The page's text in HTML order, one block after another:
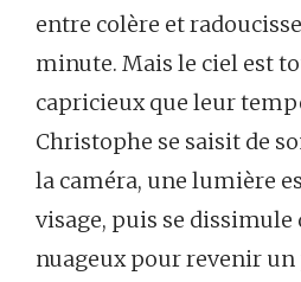
entre colère et
minute. Mais le ciel est
capricieux que leur
Christophe se saisit de
la caméra, une lumière
visage, puis se
nuageux pour revenir un